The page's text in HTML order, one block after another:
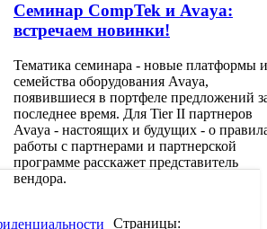
Семинар CompTek и Avaya:
встречаем новинки!
Тематика семинара - новые платформы и
семейства оборудования Avaya,
появившиеся в портфеле предложений
последнее время. Для Tier II партнеров
Avaya - настоящих и будущих - о
работы с партнерами и партнерской
программе расскажет представитель
вендора.
Страницы: